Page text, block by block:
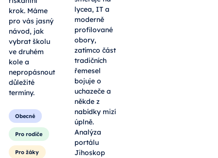
krok. Máme
pro vás jasný
návod, jak
vybrat školu
ve druhém
kole a
nepropásnout
důležité
termíny.
Obecné
Pro rodiče
Pro žáky
lycea, IT a
moderně
profilované
obory,
zatímco část
tradičních
řemesel
bojuje o
uchazeče a
někde z
nabídky mizí
úplně.
Analýza
portálu
Jihoskop